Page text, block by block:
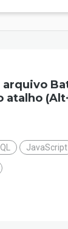
arquivo
atalho
JavaScript